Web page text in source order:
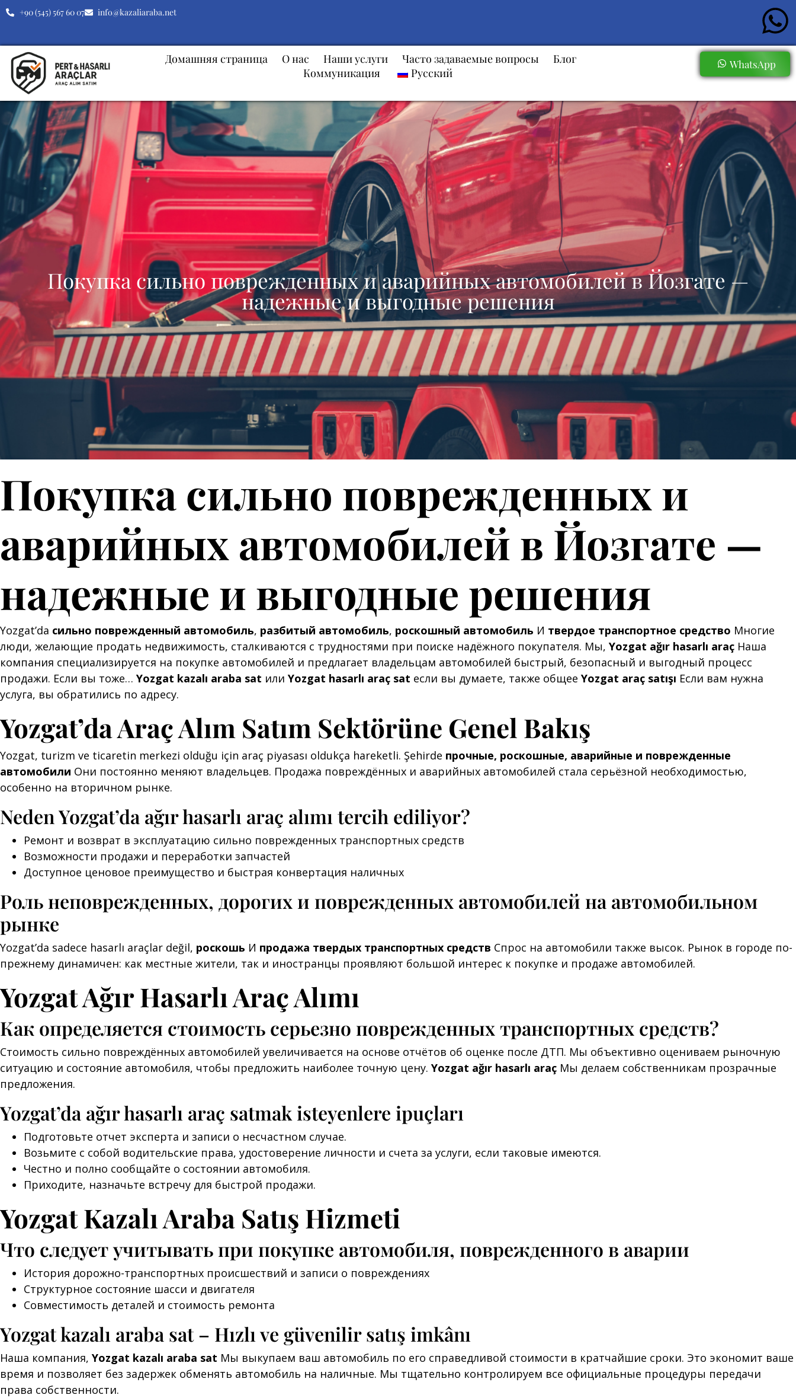
+90 (545) 567 60 07 info@kazaliaraba.net
Домашняя страница О нас Наши услуги Часто задаваемые вопросы
Блог
Коммуникация
Русский
WhatsApp
Покупка сильно поврежденных и аварийных автомобилей в Йозгате —
надежные и выгодные решения
Покупка сильно поврежденных и
аварийных автомобилей в Йозгате —
надежные и выгодные решения
Yozgat’da сильно поврежденный автомобиль, разбитый автомобиль, роскошный автомобиль И твердое транспортное средство Многие
люди, желающие продать недвижимость, сталкиваются с трудностями при поиске надёжного покупателя. Мы, Yozgat ağır hasarlı araç Наша
компания специализируется на покупке автомобилей и предлагает владельцам автомобилей быстрый, безопасный и выгодный процесс
продажи. Если вы тоже… Yozgat kazalı araba sat или Yozgat hasarlı araç sat если вы думаете, также общее Yozgat araç satışı Если вам нужна
услуга, вы обратились по адресу.
Yozgat’da Araç Alım Satım Sektörüne Genel Bakış
Yozgat, turizm ve ticaretin merkezi olduğu için araç piyasası oldukça hareketli. Şehirde прочные, роскошные, аварийные и поврежденные
автомобили Они постоянно меняют владельцев. Продажа повреждённых и аварийных автомобилей стала серьёзной необходимостью,
особенно на вторичном рынке.
Neden Yozgat’da ağır hasarlı araç alımı tercih ediliyor?
Ремонт и возврат в эксплуатацию сильно поврежденных транспортных средств
Возможности продажи и переработки запчастей
Доступное ценовое преимущество и быстрая конвертация наличных
Роль неповрежденных, дорогих и поврежденных автомобилей на автомобильном
рынке
Yozgat’da sadece hasarlı araçlar değil, роскошь И продажа твердых транспортных средств Спрос на автомобили также высок. Рынок в городе по-
прежнему динамичен: как местные жители, так и иностранцы проявляют большой интерес к покупке и продаже автомобилей.
Yozgat Ağır Hasarlı Araç Alımı
Как определяется стоимость серьезно поврежденных транспортных средств?
Стоимость сильно повреждённых автомобилей увеличивается на основе отчётов об оценке после ДТП. Мы объективно оцениваем рыночную
ситуацию и состояние автомобиля, чтобы предложить наиболее точную цену. Yozgat ağır hasarlı araç Мы делаем собственникам прозрачные
предложения.
Yozgat’da ağır hasarlı araç satmak isteyenlere ipuçları
Подготовьте отчет эксперта и записи о несчастном случае.
Возьмите с собой водительские права, удостоверение личности и счета за услуги, если таковые имеются.
Честно и полно сообщайте о состоянии автомобиля.
Приходите, назначьте встречу для быстрой продажи.
Yozgat Kazalı Araba Satış Hizmeti
Что следует учитывать при покупке автомобиля, поврежденного в аварии
История дорожно-транспортных происшествий и записи о повреждениях
Структурное состояние шасси и двигателя
Совместимость деталей и стоимость ремонта
Yozgat kazalı araba sat – Hızlı ve güvenilir satış imkânı
Наша компания, Yozgat kazalı araba sat Мы выкупаем ваш автомобиль по его справедливой стоимости в кратчайшие сроки. Это экономит ваше
время и позволяет без задержек обменять автомобиль на наличные. Мы тщательно контролируем все официальные процедуры передачи
права собственности.